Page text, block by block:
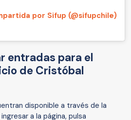
por Sifup (@sifupchile)
entradas para el
de Cristóbal
disponible a través de la
ingresar a la página, pulsa